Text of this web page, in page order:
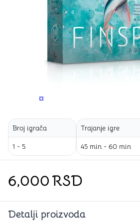
PROMENITE UGAO GLEDANJA
Broj igrača
1 - 5
Trajanje igre
45 min - 60 min
6,000RSD
Detalji proizvoda